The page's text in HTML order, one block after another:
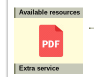
Available resources
Extra service